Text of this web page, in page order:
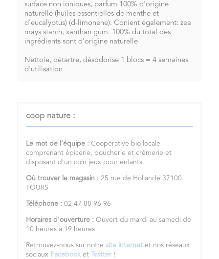
surface non ioniques, parfum 100% d'origine
naturelle (huiles essentielles de menthe et
d'eucalyptus) (d-limonene). Conient également: zea
mays starch, xanthan gum. 100% du total des
ingrédients sont d'origine naturelle
Nettoie, détartre, désodorise 1 blocs = 4 semaines
d'utilisation
coop nature :
Le mot de l’équipe : Coopérative bio locale
comprenant épicerie, boucherie et crèmerie et
disposant d'un coin jeux pour enfants.
Où trouver le magasin : 25 rue de Hollande 37100
TOURS
Téléphone : 02 47 88 96 96
Horaires d'ouverture : Ouvert du mardi au samedi de
10 heures à 19 heures
Retrouvez-nous sur notre site internet et nos réseaux
sociaux Facebook et Twitter !